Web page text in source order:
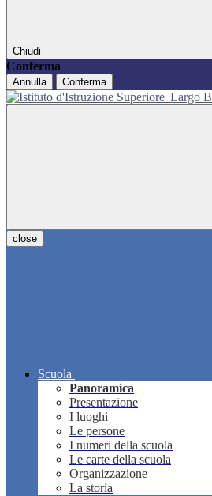
Chiudi
Conferma
Annulla Conferma
close
Scuola
Panoramica
Presentazione
I luoghi
Le persone
I numeri della scuola
Le carte della scuola
Organizzazione
La storia